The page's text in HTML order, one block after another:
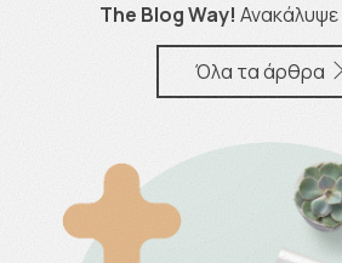
The Blog Way! Ανακάλυψε
Όλα τα άρθρα